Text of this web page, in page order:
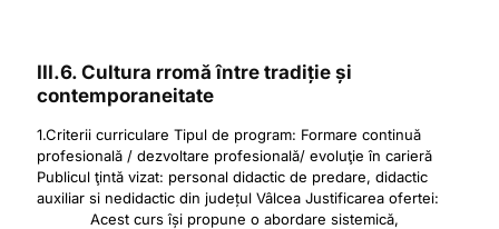
III.6. Cultura rromă între tradiție și
contemporaneitate
1.Criterii curriculare Tipul de program: Formare continuă
profesională / dezvoltare profesională/ evoluţie în carieră
Publicul ţintă vizat: personal didactic de predare, didactic
auxiliar si nedidactic din județul Vâlcea Justificarea ofertei:
Acest curs își propune o abordare sistemică,